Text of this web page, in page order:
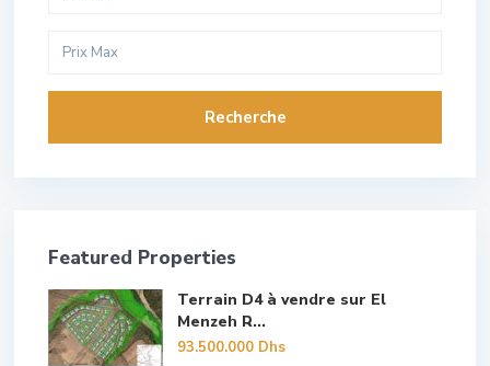
Recherche
Featured Properties
Terrain D4 à vendre sur El
Menzeh R...
93.500.000 Dhs